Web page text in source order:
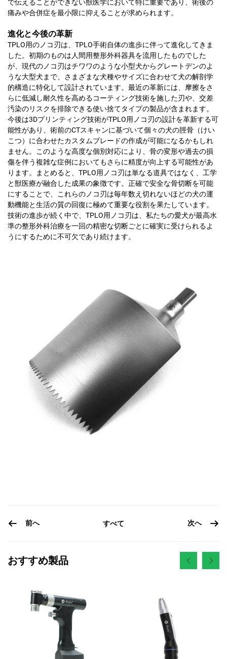
で伝えることができない獣医学において特に重要であり、術後の
痛みや合併症を最小限に抑えることが求められます。
進化と今後の革新
TPLO用のノコ刃は、TPLO手術自体の進歩に伴って進化してきま
した。初期のものは人間用整形外科器具を流用したものでした
が、現代のノコ刃はチワワのような小型犬からグレートデンのよ
うな大型犬まで、さまざまな犬種やサイズに合わせて犬の解剖学
的構造に特化して設計されています。最近の革新には、摩擦をさ
らに低減し耐久性を高めるコーティング技術を施した刃や、交差
汚染のリスクを排除できる使い捨てタイプの製品が含まれます。
今後は3Dプリンティング技術がTPLO用ノコ刃の設計を革新する可
能性があり、術前のCTスキャンに基づいて個々の犬の脛骨（けい
こつ）に合わせたカスタムブレードの作成が可能になるかもしれ
ません。このような高度な個別対応により、骨の変形や過去の損
傷を伴う複雑な症例においてもさらに精度が向上する可能性があ
ります。まとめると、TPLO用ノコ刃は単なる道具ではなく、工学
と獣医療が融合した成果の象徴です。正確で安全な骨切断を可能
にすることで、これらのノコ刃は毎年数え切れないほどの犬の運
動機能と生活の質の回復に極めて重要な役割を果たしています。
技術の進歩が続く中で、TPLO用ノコ刃は、私たちの愛犬が最高水
準の整形外科治療を一回の精密な切断ごとに確実に受けられるよ
うにするために不可欠であり続けます。
前へ すべて 次へ
おすすめ製品